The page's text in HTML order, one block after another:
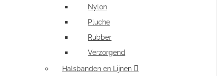
Nylon
Pluche
Rubber
Verzorgend
Halsbanden en Lijnen